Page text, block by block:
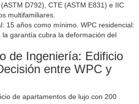
D792), CTE (ASTM E831) e IIC
multifamiliares.
15 años como mínimo. WPC residencial:
la garantía cubra la deformación del
de Ingeniería: Edificio
entre WPC y
de apartamentos de lujo con 200